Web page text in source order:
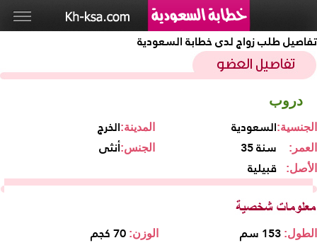
تفاصيل طلب زواج لدى خطابة السعودية
دروب
الخرجالمدينة: السعوديةالجنسية:
أنثىالجنس: 35 سنة العمر:
قبيلية الأصل:
الوزن: 70 كجم الطول: 153 سم